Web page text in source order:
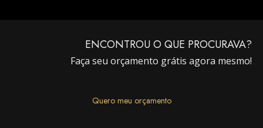
ENCONTROU O QUE PROCURAVA?
Faça seu orçamento grátis agora mesmo!
Quero meu orçamento